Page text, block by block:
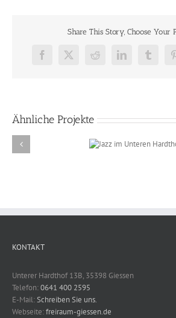
Share This Story, Choose Your
Facebook
X RedditLinkedInTumblr
Ähnliche Projekte
KONTAKT
Unterer Hardthof 13B, 35398 Giessen
Telefon:0641 400 2595
E-Mail:Schreiben Sie uns.
Webseite:freiraum-giessen.de